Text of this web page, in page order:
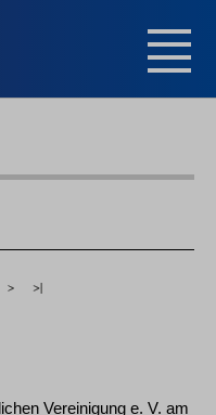
> >|
Vereinigung e. V. am